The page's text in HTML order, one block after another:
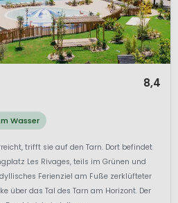
8,4
Wasser
trifft sie auf den Tarn. Dort befindet
Les Rivages, teils im Grünen und
Ferienziel am Fuße zerklüfteter
über das Tal des Tarn am Horizont. Der